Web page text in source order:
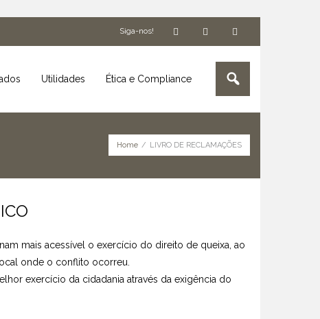
Siga-nos!
Utilidades Ética e Compliance
Home / LIVRO DE RECLAMAÇÕES
mais acessível o exercício do direito de queixa, ao
onde o conflito ocorreu.
exercício da cidadania através da exigência do